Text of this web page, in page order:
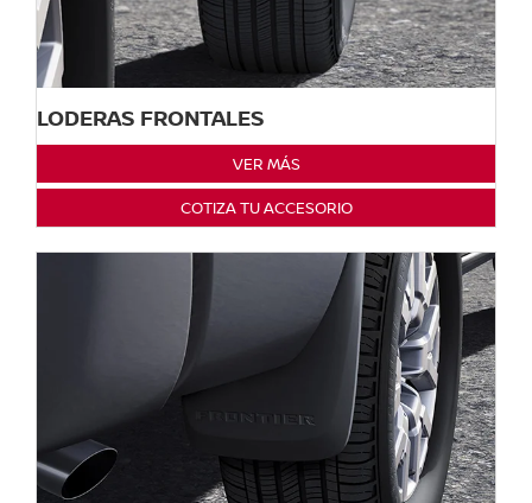
LODERAS FRONTALES
VER MÁS
COTIZA TU ACCESORIO